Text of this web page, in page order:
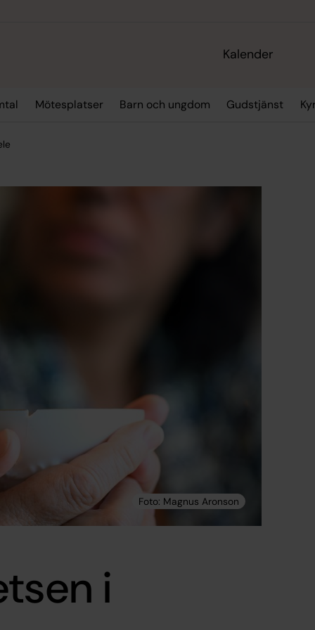
Kalender
Mötesplatser Barn och ungdom Gudstjänst
i